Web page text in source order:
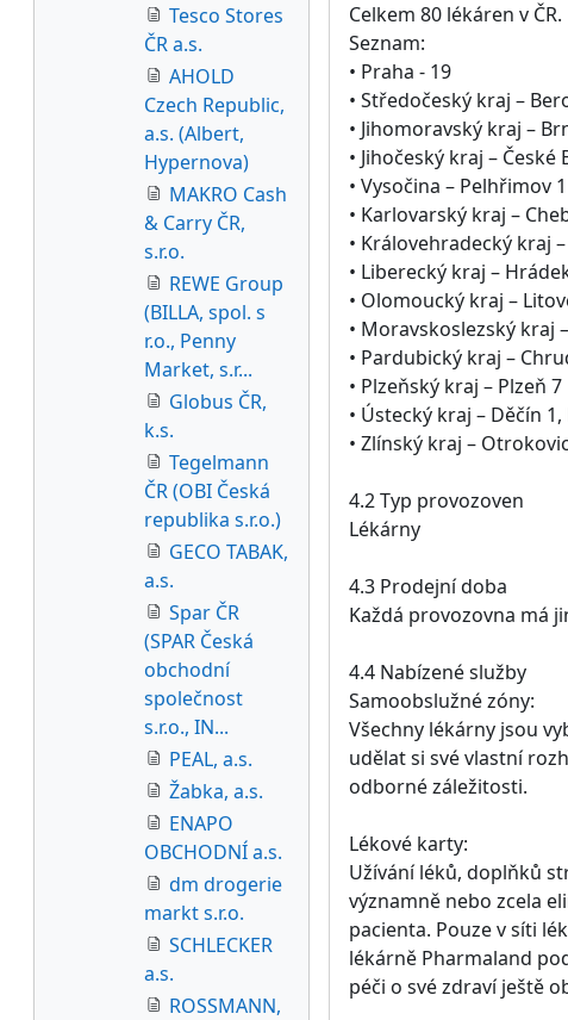
Celkem 80 lékáren v ČR.
Seznam:
• Praha - 19
• Středočeský kraj –
• Jihomoravský kraj –
• Jihočeský kraj –
• Vysočina – Pelhřimov 1
• Karlovarský kraj –
• Královehradecký kraj
• Liberecký kraj –
• Olomoucký kraj –
• Moravskoslezský kraj
• Pardubický kraj –
• Plzeňský kraj – Plzeň 7
• Ústecký kraj – Děčín
• Zlínský kraj –
4.2 Typ provozoven
Lékárny
4.3 Prodejní doba
Každá provozovna má
4.4 Nabízené služby
Samoobslužné zóny:
Všechny lékárny jsou
udělat si své vlastní
odborné záležitosti.
Lékové karty:
Užívání léků, doplňků
významně nebo zcela
pacienta. Pouze v síti
lékárně Pharmaland
péči o své zdraví ještě
Tesco Stores
ČR a.s.
AHOLD
Czech Republic,
a.s. (Albert,
Hypernova)
MAKRO Cash
& Carry ČR,
s.r.o.
REWE Group
(BILLA, spol. s
r.o., Penny
Market, s.r...
Globus ČR,
k.s.
Tegelmann
ČR (OBI Česká
republika s.r.o.)
GECO TABAK,
a.s.
Spar ČR
(SPAR Česká
obchodní
společnost
s.r.o., IN...
PEAL, a.s.
Žabka, a.s.
ENAPO
OBCHODNÍ a.s.
dm drogerie
markt s.r.o.
SCHLECKER
a.s.
ROSSMANN,